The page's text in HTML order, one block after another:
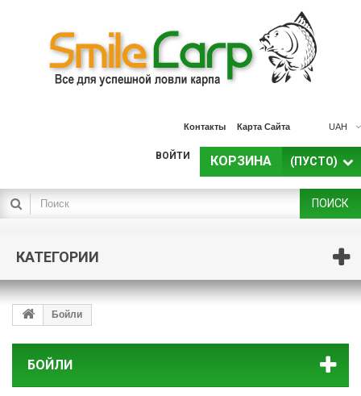
UAH
Контакты Карта Сайта
КОРЗИНА (ПУСТО)
ВОЙТИ
ПОИСК
КАТЕГОРИИ
Бойли
БОЙЛИ